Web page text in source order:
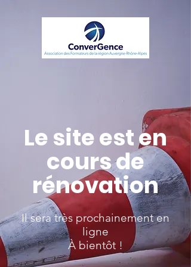
Le site est en
cours de
rénovation
Il sera très prochainement en
ligne
À bientôt !